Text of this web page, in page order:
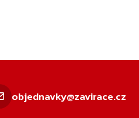
objednavky@zavirace.cz